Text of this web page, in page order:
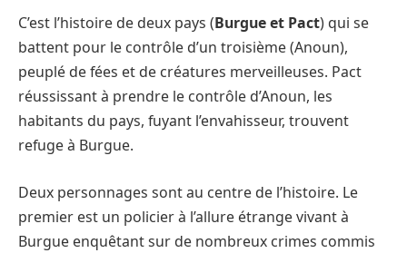
C’est l’histoire de deux pays (Burgue et Pact) qui se
battent pour le contrôle d’un troisième (Anoun),
peuplé de fées et de créatures merveilleuses. Pact
réussissant à prendre le contrôle d’Anoun, les
habitants du pays, fuyant l’envahisseur, trouvent
refuge à Burgue.
Deux personnages sont au centre de l’histoire. Le
premier est un policier à l’allure étrange vivant à
Burgue enquêtant sur de nombreux crimes commis